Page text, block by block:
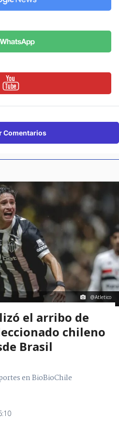
Comentarios
@Atletico
el arribo de
chileno
Brasil
en BioBioChile